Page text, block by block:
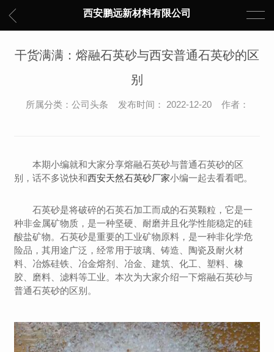
西安鹏远新材料有限公司
干货满满：熔融石英砂与西安普通石英砂的区
别
所属分类：公司头条 发布时间： 2022-12-20 作者：
本期小编就和大家分享熔融石英砂与普通石英砂的区
别，话不多说快和西安天然石英砂厂家小编一起去看看吧。
石英砂是将破碎的石英石加工而成的石英颗粒，它是一
种非金属矿物质，是一种坚硬、耐磨并且化学性能稳定的硅
酸盐矿物。石英砂是重要的工业矿物原料，是一种非化学危
险品，其用途广泛，经常用于玻璃、铸造、陶瓷及耐火材
料、冶炼硅铁、冶金熔剂、冶金、建筑、化工、塑料、橡
胶、磨料、滤料等工业。本次为大家介绍一下熔融石英砂与
普通石英砂的区别。